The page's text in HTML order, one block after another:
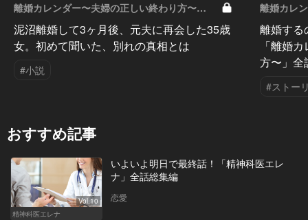
離婚カレンダー〜夫婦の正しい終わり方〜
Vol.13
泥沼離婚して3ヶ月後、元夫に再会した35歳
女。初めて聞いた、別れの真相とは
#小説
離婚カレ
離婚す
「離婚
方〜」全
#ストー
おすすめ記事
Vol.10
精神科医エレナ
いよいよ明日で最終話！「精神科医エレ
ナ」全話総集編
恋愛